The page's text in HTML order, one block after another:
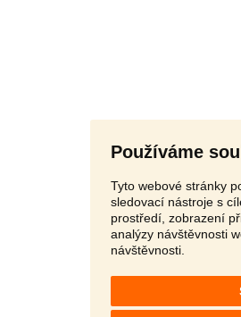
Používáme
Tyto webové stránky
sledovací nástroje s
prostředí, zobrazení
analýzy návštěvnosti
návštěvnosti.